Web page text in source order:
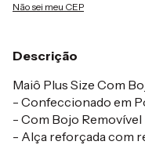
Não sei meu CEP
Descrição
Maiô Plus Size Com
- Confeccionado em
- Com Bojo Removível
- Alça reforçada com